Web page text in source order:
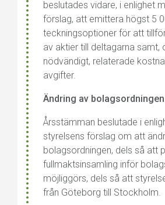
beslutades vidare, i enlighet
förslag, att emittera högst 5
teckningsoptioner för att
av aktier till deltagarna samt,
nödvändigt, relaterade
avgifter.
Ändring av bolagsordningen
Årsstämman beslutade i
styrelsens förslag om att
bolagsordningen, dels så att
fullmaktsinsamling inför
möjliggörs, dels så att
från Göteborg till Stockholm.